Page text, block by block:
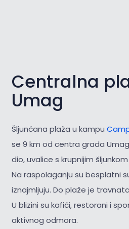
Centralna
Umag
Šljunčana plaža u kampu
se 9 km od centra grada
dio, uvalice s krupnijim
Na raspolaganju su besplatni
iznajmljuju. Do plaže je
U blizini su kafići, restorani i
aktivnog odmora.